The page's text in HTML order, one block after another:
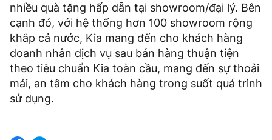
nhiều quà tặng hấp dẫn tại showroom/đại lý. Bên
cạnh đó, với hệ thống hơn 100 showroom rộng
khắp cả nước, Kia mang đến cho khách hàng
doanh nhân dịch vụ sau bán hàng thuận tiện
theo tiêu chuẩn Kia toàn cầu, mang đến sự thoải
mái, an tâm cho khách hàng trong suốt quá trình
sử dụng.